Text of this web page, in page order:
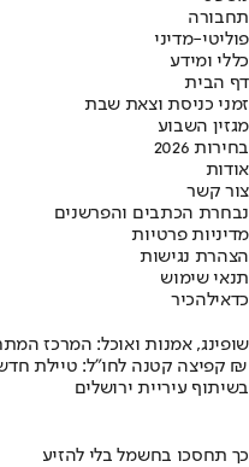
תחבורה
פוליטי-מדיני
כללי ומידע
דף הבית
זמני כניסת וצאת שבת
מגזין השבוע
בחירות 2026
אודות
צור קשר
נבחרת הכתבים והפרשנים
מדיניות פרטיות
הצהרת נגישות
תנאי שימוש
כדאילהכיר
שופינג, אמנות ואוכל: המרכז
קפיצה קטנה לחו"ל: טיילת חדשה, מיצגי אמנות, וכיכרות משופצות בהשקעה של 100 מיליון ₪
בשיתוף עיריית ירושלים
כך תחסכו בחשמל בלי להזיע